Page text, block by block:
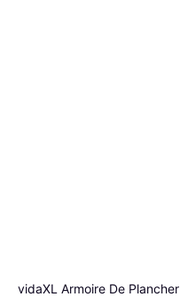
vidaXL Armoire De Plancher